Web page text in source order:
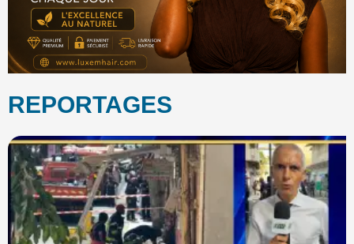
REPORTAGES